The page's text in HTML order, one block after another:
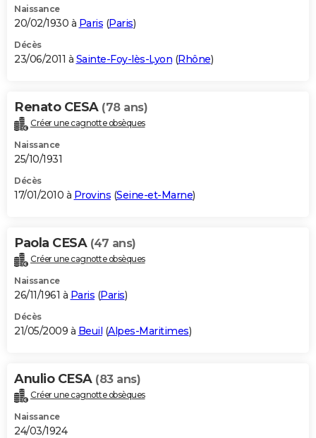
Naissance
20/02/1930 à Paris (Paris)
Décès
23/06/2011 à Sainte-Foy-lès-Lyon (Rhône)
Renato CESA (78 ans)
Créer une cagnotte obsèques
Naissance
25/10/1931
Décès
17/01/2010 à Provins (Seine-et-Marne)
Paola CESA (47 ans)
Créer une cagnotte obsèques
Naissance
26/11/1961 à Paris (Paris)
Décès
21/05/2009 à Beuil (Alpes-Maritimes)
Anulio CESA (83 ans)
Créer une cagnotte obsèques
Naissance
24/03/1924